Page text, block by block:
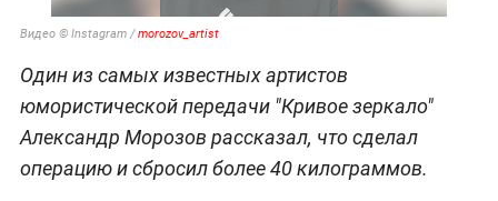
Видео © Instagram /morozov_artist
Один из самых известных артистов
юмористической передачи "Кривое зеркало"
Александр Морозов рассказал, что сделал
операцию и сбросил более 40 килограммов.